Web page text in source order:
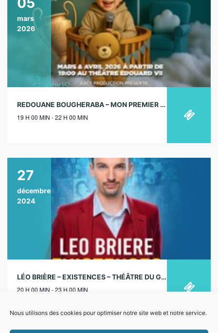
Nous utilisons des cookies pour optimiser notre site web et notre service.
mars
2026
REDOUANE BOUGHERABA – MON PREMIER SPECTACLE – THÉÂTRE EDOUARD VII, PARIS – 05/03/2026
19 H 00 MIN - 22 H 00 MIN
27
décembre
2024
LÉO BRIÈRE – EXISTENCES – THÉÂTRE DU GYMNASE, PARIS
20 H 00 MIN - 23 H 00 MIN